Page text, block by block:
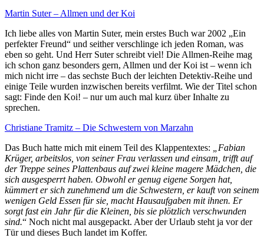
Martin Suter – Allmen und der Koi
Ich liebe alles von Martin Suter, mein erstes Buch war 2002 „Ein
perfekter Freund“ und seither verschlinge ich jeden Roman, was
eben so geht. Und Herr Suter schreibt viel! Die Allmen-Reihe mag
ich schon ganz besonders gern, Allmen und der Koi ist – wenn ich
mich nicht irre – das sechste Buch der leichten Detektiv-Reihe und
einige Teile wurden inzwischen bereits verfilmt. Wie der Titel schon
sagt: Finde den Koi! – nur um auch mal kurz über Inhalte zu
sprechen.
Christiane Tramitz – Die Schwestern von Marzahn
Das Buch hatte mich mit einem Teil des Klappentextes:
„Fabian
Krüger, arbeitslos, von seiner Frau verlassen und einsam, trifft auf
der Treppe seines Plattenbaus auf zwei kleine magere Mädchen, die
sich ausgesperrt haben. Obwohl er genug eigene Sorgen hat,
kümmert er sich zunehmend um die Schwestern, er kauft von seinem
wenigen Geld Essen für sie, macht Hausaufgaben mit ihnen. Er
sorgt fast ein Jahr für die Kleinen, bis sie plötzlich verschwunden
sind.“ Noch nicht mal ausgepackt. Aber der Urlaub steht ja vor der
Tür und dieses Buch landet im Koffer.